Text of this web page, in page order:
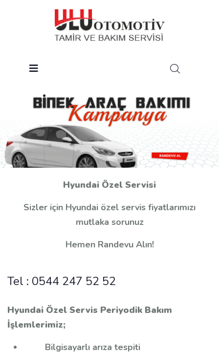
Bize Ulaşın
Hyundai Özel Servisi
Sizler için Hyundai özel servis fiyatlarımızı
mutlaka sorunuz
Hemen Randevu Alın!
Tel : 0544 247 52 52
Hyundai Özel Servis Periyodik Bakım
İşlemlerimiz;
Bilgisayarlı arıza tespiti